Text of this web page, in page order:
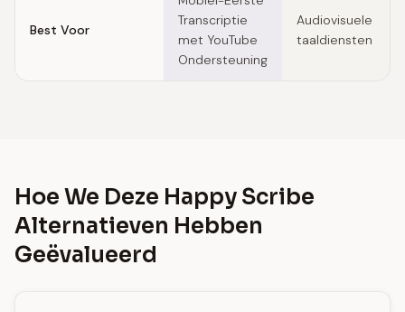
Best Voor
Transcriptie
met YouTube
Ondersteuning
Audiovisuele
taaldiensten
Hoe We Deze Happy Scribe
Alternatieven Hebben
Geëvalueerd